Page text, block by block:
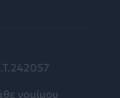
νομίμου